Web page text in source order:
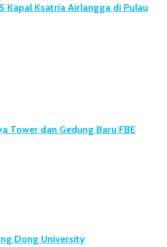
Kapal Ksatria Airlangga di Pulau
Tower dan Gedung Baru FBE
Dong University